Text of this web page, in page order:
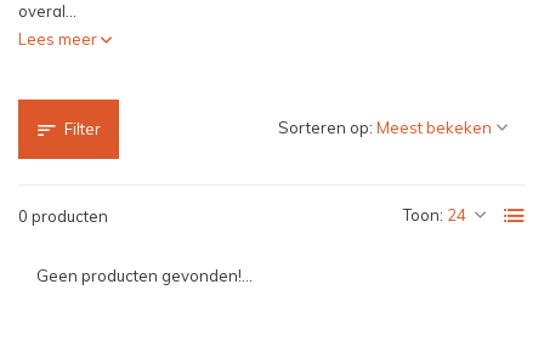
overal...
Lees meer
Filter
0 producten Toon:
Sorteren op:
Geen producten gevonden!...